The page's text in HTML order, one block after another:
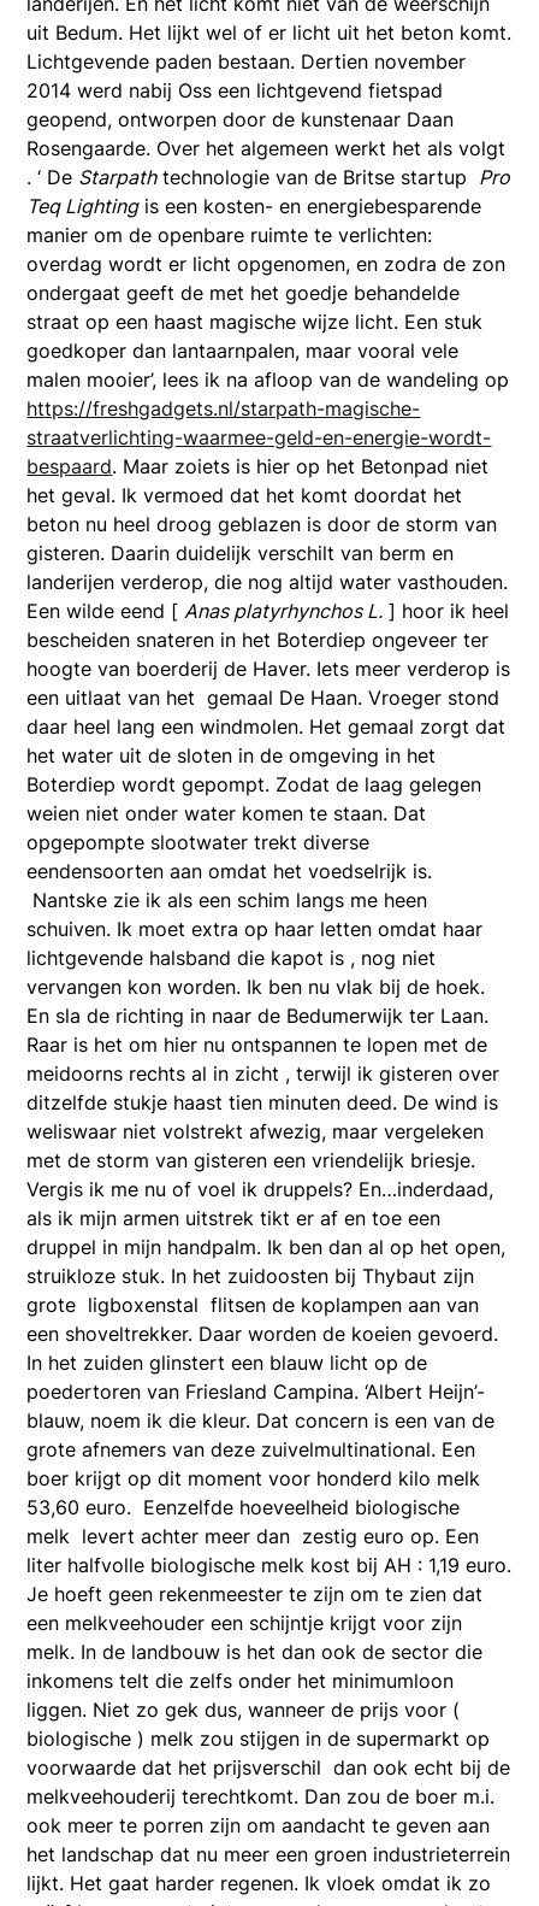
uit Bedum. Het lijkt wel of er licht uit het beton komt.
Lichtgevende paden bestaan. Dertien november
2014 werd nabij Oss een lichtgevend fietspad
geopend, ontworpen door de kunstenaar Daan
Rosengaarde. Over het algemeen werkt het als volgt
. ‘ De Starpathtechnologie van de Britse startup Pro
Teq Lightingis een kosten- en energiebesparende
manier om de openbare ruimte te verlichten:
overdag wordt er licht opgenomen, en zodra de zon
ondergaat geeft de met het goedje behandelde
straat op een haast magische wijze licht. Een stuk
goedkoper dan lantaarnpalen, maar vooral vele
malen mooier’, lees ik na afloop van de wandeling op
https://freshgadgets.nl/starpath-magische-
straatverlichting-waarmee-geld-en-energie-wordt-
bespaard. Maar zoiets is hier op het Betonpad niet
het geval. Ik vermoed dat het komt doordat het
beton nu heel droog geblazen is door de storm van
gisteren. Daarin duidelijk verschilt van berm en
landerijen verderop, die nog altijd water vasthouden.
Een wilde eend [Anas platyrhynchos L. ] hoor ik heel
bescheiden snateren in het Boterdiep ongeveer ter
hoogte van boerderij de Haver. Iets meer verderop is
een uitlaat van het gemaal De Haan. Vroeger stond
daar heel lang een windmolen. Het gemaal zorgt dat
het water uit de sloten in de omgeving in het
Boterdiep wordt gepompt. Zodat de laag gelegen
weien niet onder water komen te staan. Dat
opgepompte slootwater trekt diverse
eendensoorten aan omdat het voedselrijk is.
Nantske zie ik als een schim langs me heen
schuiven. Ik moet extra op haar letten omdat haar
lichtgevende halsband die kapot is , nog niet
vervangen kon worden. Ik ben nu vlak bij de hoek.
En sla de richting in naar de Bedumerwijk ter Laan.
Raar is het om hier nu ontspannen te lopen met de
meidoorns rechts al in zicht , terwijl ik gisteren over
ditzelfde stukje haast tien minuten deed. De wind is
weliswaar niet volstrekt afwezig, maar vergeleken
met de storm van gisteren een vriendelijk briesje.
Vergis ik me nu of voel ik druppels? En…inderdaad,
als ik mijn armen uitstrek tikt er af en toe een
druppel in mijn handpalm. Ik ben dan al op het open,
struikloze stuk. In het zuidoosten bij Thybaut zijn
grote ligboxenstal flitsen de koplampen aan van
een shoveltrekker. Daar worden de koeien gevoerd.
In het zuiden glinstert een blauw licht op de
poedertoren van Friesland Campina. ‘Albert Heijn’-
blauw, noem ik die kleur. Dat concern is een van de
grote afnemers van deze zuivelmultinational. Een
boer krijgt op dit moment voor honderd kilo melk
53,60 euro. Eenzelfde hoeveelheid biologische
melk levert achter meer dan zestig euro op. Een
liter halfvolle biologische melk kost bij AH : 1,19 euro.
Je hoeft geen rekenmeester te zijn om te zien dat
een melkveehouder een schijntje krijgt voor zijn
melk. In de landbouw is het dan ook de sector die
inkomens telt die zelfs onder het minimumloon
liggen. Niet zo gek dus, wanneer de prijs voor (
biologische ) melk zou stijgen in de supermarkt op
voorwaarde dat het prijsverschil dan ook echt bij de
melkveehouderij terechtkomt. Dan zou de boer m.i.
ook meer te porren zijn om aandacht te geven aan
het landschap dat nu meer een groen industrieterrein
lijkt. Het gaat harder regenen. Ik vloek omdat ik zo